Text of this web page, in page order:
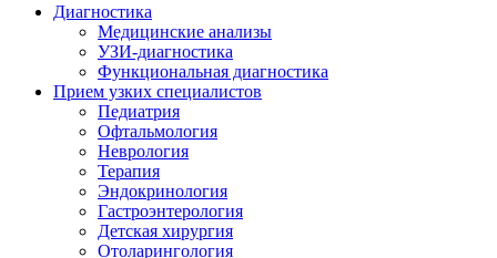
Диагностика
Медицинские анализы
УЗИ-диагностика
Функциональная диагностика
Прием узких специалистов
Педиатрия
Офтальмология
Неврология
Терапия
Эндокринология
Гастроэнтерология
Детская хирургия
Отоларингология